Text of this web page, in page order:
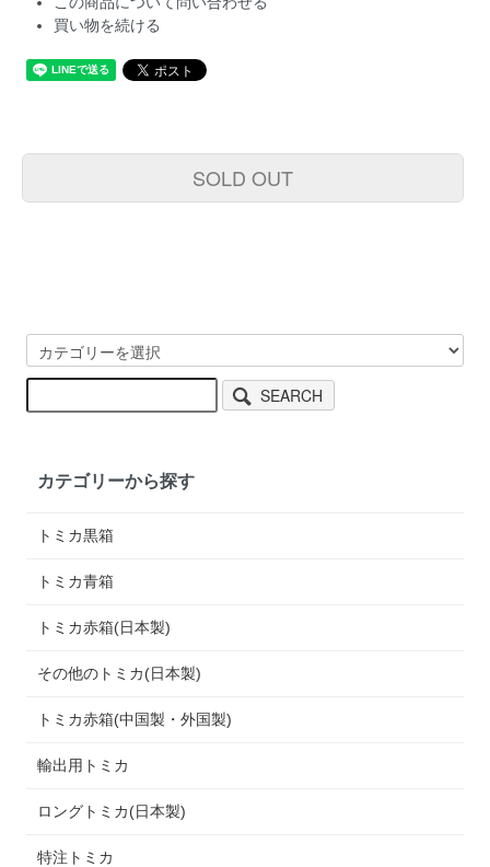
買い物を続ける
SOLD OUT
SEARCH
カテゴリーから探す
トミカ黒箱
トミカ青箱
トミカ赤箱(日本製)
その他のトミカ(日本製)
トミカ赤箱(中国製・外国製)
輸出用トミカ
ロングトミカ(日本製)
特注トミカ